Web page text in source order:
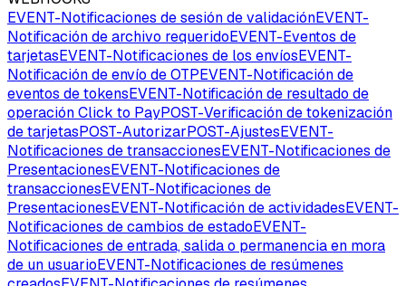
EVENT-Notificaciones de sesión de validaciónEVENT-
Notificación de archivo requeridoEVENT-Eventos de
tarjetasEVENT-Notificaciones de los envíosEVENT-
Notificación de envío de OTPEVENT-Notificación de
eventos de tokensEVENT-Notificación de resultado de
operación Click to PayPOST-Verificación de tokenización
de tarjetasPOST-AutorizarPOST-AjustesEVENT-
Notificaciones de transaccionesEVENT-Notificaciones de
PresentacionesEVENT-Notificaciones de
transaccionesEVENT-Notificaciones de
PresentacionesEVENT-Notificación de actividadesEVENT-
Notificaciones de cambios de estadoEVENT-
Notificaciones de entrada, salida o permanencia en mora
de un usuarioEVENT-Notificaciones de resúmenes